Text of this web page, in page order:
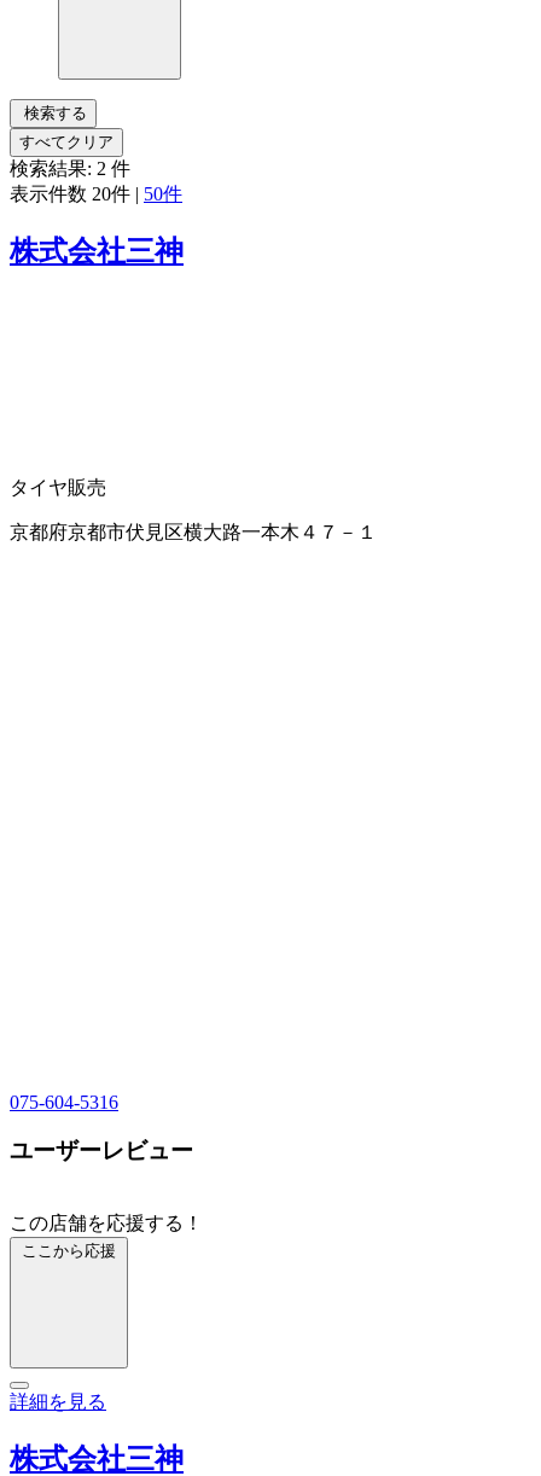
検索する
すべてクリア
検索結果: 2 件
表示件数 20件 | 50件
株式会社三神
タイヤ販売
京都府京都市伏見区横大路一本木４７－１
075-604-5316
ユーザーレビュー
この店舗を応援する！
ここから応援
詳細を見る
株式会社三神